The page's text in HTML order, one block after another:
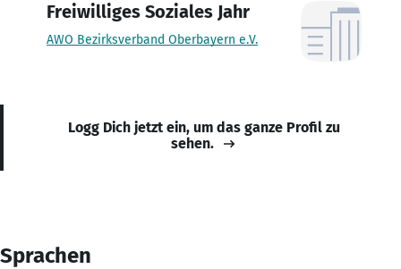
Freiwilliges Soziales Jahr
AWO Bezirksverband Oberbayern e.V.
Logg Dich jetzt ein, um das ganze Profil zu
sehen.
Sprachen